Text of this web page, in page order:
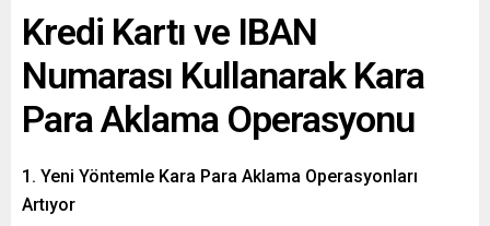
Kredi Kartı ve IBAN
Numarası Kullanarak Kara
Para Aklama Operasyonu
1. Yeni Yöntemle Kara Para Aklama Operasyonları
Artıyor